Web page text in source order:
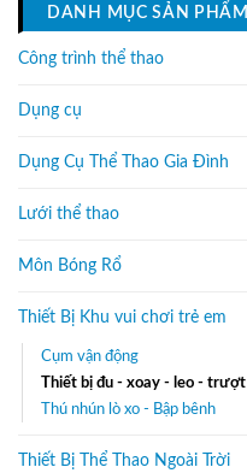
DANH MỤC SẢN PHẨM
Công trình thể thao
Dụng cụ
Dụng Cụ Thể Thao Gia Đình
Lưới thể thao
Môn Bóng Rổ
Thiết Bị Khu vui chơi trẻ em
Cụm vận động
Thiết bị đu - xoay - leo - trượt
Thú nhún lò xo - Bập bênh
Thiết Bị Thể Thao Ngoài Trời